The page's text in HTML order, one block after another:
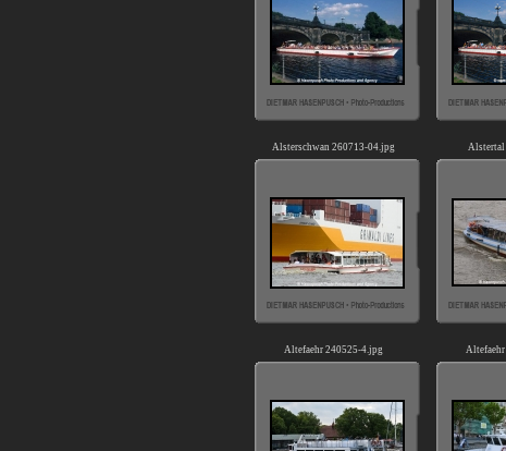
Alsterschwan 260713-04.jpg Alstertal
Altefaehr 240525-4.jpg